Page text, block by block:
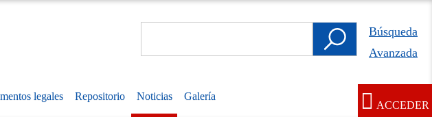
Búsqueda
Búsqueda
Avanzada
legales Repositorio Noticias Galería
UserACCEDER